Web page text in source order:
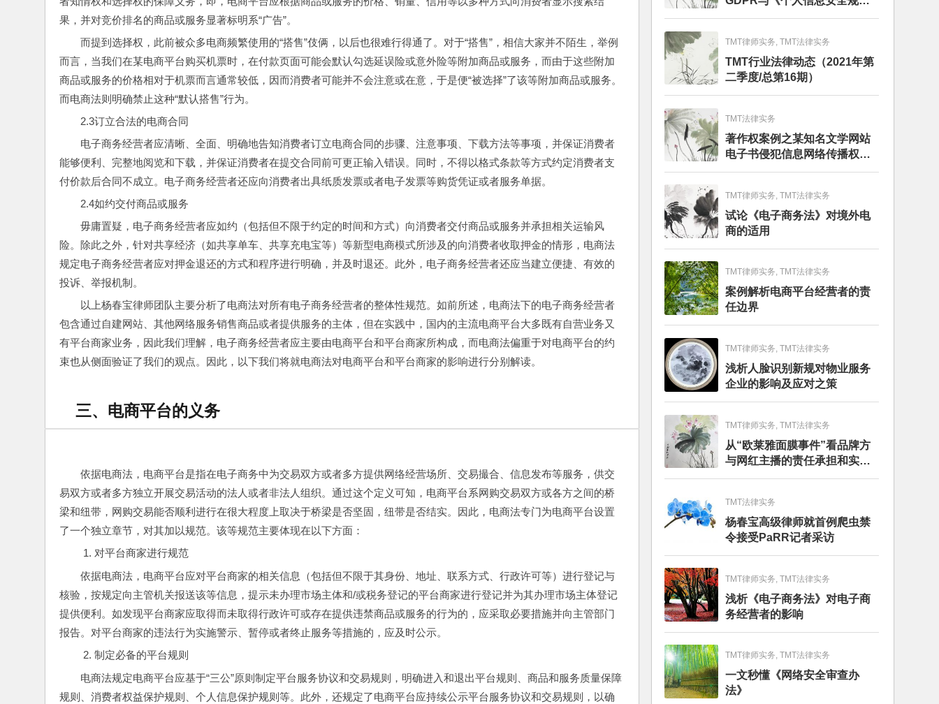
果，并对竞价排名的商品或服务显著标明系“广告”。
而提到选择权，此前被众多电商频繁使用的“搭售”伎俩，以后也很难行得通了。对于“搭售”，相信大家并不陌生，举例
而言，当我们在某电商平台购买机票时，在付款页面可能会默认勾选延误险或意外险等附加商品或服务，而由于这些附加
商品或服务的价格相对于机票而言通常较低，因而消费者可能并不会注意或在意，于是便“被选择”了该等附加商品或服务。
而电商法则明确禁止这种“默认搭售”行为。
2.3订立合法的电商合同
电子商务经营者应清晰、全面、明确地告知消费者订立电商合同的步骤、注意事项、下载方法等事项，并保证消费者
能够便利、完整地阅览和下载，并保证消费者在提交合同前可更正输入错误。同时，不得以格式条款等方式约定消费者支
付价款后合同不成立。电子商务经营者还应向消费者出具纸质发票或者电子发票等购货凭证或者服务单据。
2.4如约交付商品或服务
毋庸置疑，电子商务经营者应如约（包括但不限于约定的时间和方式）向消费者交付商品或服务并承担相关运输风
险。除此之外，针对共享经济（如共享单车、共享充电宝等）等新型电商模式所涉及的向消费者收取押金的情形，电商法
规定电子商务经营者应对押金退还的方式和程序进行明确，并及时退还。此外，电子商务经营者还应当建立便捷、有效的
投诉、举报机制。
以上杨春宝律师团队主要分析了电商法对所有电子商务经营者的整体性规范。如前所述，电商法下的电子商务经营者
包含通过自建网站、其他网络服务销售商品或者提供服务的主体，但在实践中，国内的主流电商平台大多既有自营业务又
有平台商家业务，因此我们理解，电子商务经营者应主要由电商平台和平台商家所构成，而电商法偏重于对电商平台的约
束也从侧面验证了我们的观点。因此，以下我们将就电商法对电商平台和平台商家的影响进行分别解读。
三、电商平台的义务
依据电商法，电商平台是指在电子商务中为交易双方或者多方提供网络经营场所、交易撮合、信息发布等服务，供交
易双方或者多方独立开展交易活动的法人或者非法人组织。通过这个定义可知，电商平台系网购交易双方或各方之间的桥
梁和纽带，网购交易能否顺利进行在很大程度上取决于桥梁是否坚固，纽带是否结实。因此，电商法专门为电商平台设置
了一个独立章节，对其加以规范。该等规范主要体现在以下方面：
对平台商家进行规范
依据电商法，电商平台应对平台商家的相关信息（包括但不限于其身份、地址、联系方式、行政许可等）进行登记与
核验，按规定向主管机关报送该等信息，提示未办理市场主体和/或税务登记的平台商家进行登记并为其办理市场主体登记
提供便利。如发现平台商家应取得而未取得行政许可或存在提供违禁商品或服务的行为的，应采取必要措施并向主管部门
报告。对平台商家的违法行为实施警示、暂停或者终止服务等措施的，应及时公示。
制定必备的平台规则
电商法规定电商平台应基于“三公”原则制定平台服务协议和交易规则，明确进入和退出平台规则、商品和服务质量保障
规则、消费者权益保护规则、个人信息保护规则等。此外，还规定了电商平台应持续公示平台服务协议和交易规则，以确
范》的比较分析
TMT律师实务, TMT法律实务
TMT行业法律动态（2021年第
二季度/总第16期）
TMT法律实务
著作权案例之某知名文学网站
电子书侵犯信息网络传播权纠
纷
TMT律师实务, TMT法律实务
试论《电子商务法》对境外电
商的适用
TMT律师实务, TMT法律实务
案例解析电商平台经营者的责
任边界
TMT律师实务, TMT法律实务
浅析人脸识别新规对物业服务
企业的影响及应对之策
TMT律师实务, TMT法律实务
从“欧莱雅面膜事件”看品牌方
与网红主播的责任承担和实务
建议
TMT法律实务
杨春宝高级律师就首例爬虫禁
令接受PaRR记者采访
TMT律师实务, TMT法律实务
浅析《电子商务法》对电子商
务经营者的影响
TMT律师实务, TMT法律实务
一文秒懂《网络安全审查办
法》